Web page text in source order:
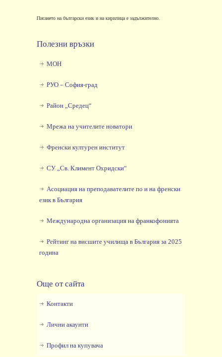
Писането на български език и на кирилица е задължително.
Полезни връзки
МОН
РУО – София-град
Район „Средец“
Мрежа на учителите новатори
Френски културен институт
СУ „Св. Климент Охридски“
Асоциация на преподавателите по и на френски
език в България
Международна организация на франкофонията
Рейтинг на висшите училища в България за 2025
година
Още от сайта
Контакти
Лични акаунти
Профил на купувача